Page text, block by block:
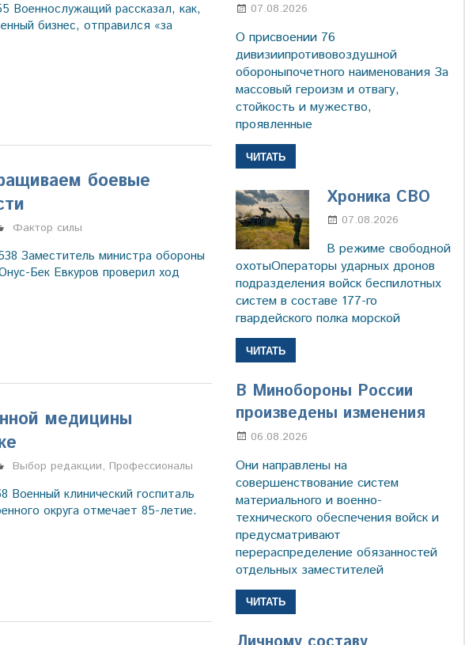
Военнослужащий рассказал, как,
бизнес, отправился «за
боевые
Настя Свиридова
Фактор силы
Заместитель министра обороны
Бек Евкуров проверил ход
медицины
Настя Свиридова
Выбор редакции, Профессионалы
Военный клинический госпиталь
округа отмечает 85-летие.
07.08.2026
О присвоении 76
дивизиипротивовоздушной
обороныпочетного наименования За
массовый героизм и отвагу,
стойкость и мужество,
проявленные
ЧИТАТЬ
Хроника СВО
07.08.2026
В режиме свободной
охотыОператоры ударных дронов
подразделения войск беспилотных
систем в составе 177-го
гвардейского полка морской
ЧИТАТЬ
В Минобороны России
произведены изменения
06.08.2026
Они направлены на
совершенствование систем
материального и военно-
технического обеспечения войск и
предусматривают
перераспределение обязанностей
отдельных заместителей
ЧИТАТЬ